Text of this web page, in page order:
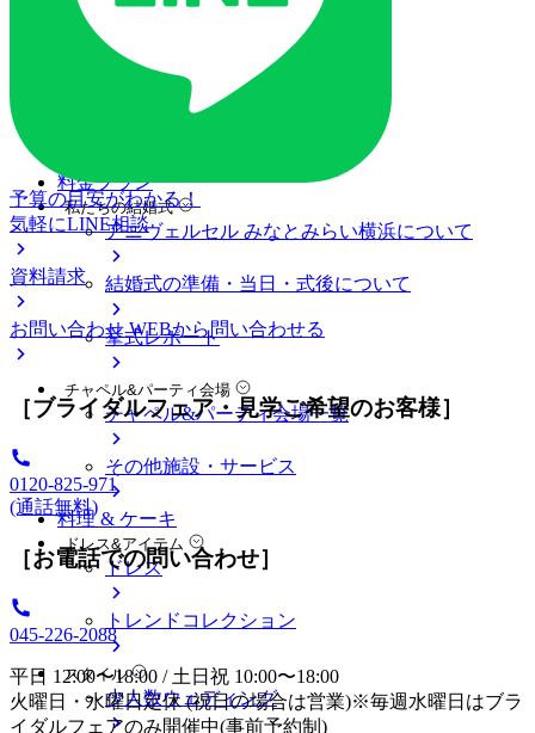
ご予約・お問い合わせ
ブライダルフェア
ブライダルフェア一覧
料金プラン
私たちの結婚式
アニヴェルセル みなとみらい横浜について
結婚式の準備・当日・式後について
挙式レポート
チャペル&パーティ会場
チャペル&パーティ会場一覧
その他施設・サービス
料理 & ケーキ
ドレス&アイテム
ドレス
トレンドコレクション
スタイル
少人数ウェディング
予算の目安がわかる！
気軽にLINE相談
資料請求
お問い合わせ WEBから問い合わせる
［ブライダルフェア・見学ご希望のお客様］
0120-825-971
(通話無料)
［お電話での問い合わせ］
045-226-2088
平日 12:00〜18:00 / 土日祝 10:00〜18:00
火曜日・水曜日定休 (祝日の場合は営業)※毎週水曜日はブラ
イダルフェアのみ開催中(事前予約制)